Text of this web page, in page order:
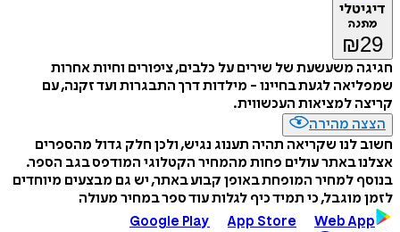
דיגיטלי
מתנה
₪29
חגיגה משעשעת של שירים על כלבים, ציפורים וחיות אחרות
שמפליאה לגעת בחיינו - מילדות דרך התבגרות ועד זקנה, עם
קריצה למציאות העכשווית.
הצצה מהירה
חשוב לנו שקריאה תהיה תענוג נגיש, ולכן חלק גדול מהספרים
אצלנו באתר עולים פחות מהמחיר הקטלוגי המודפס בגב הספר.
בנוסף למחיר המופחת באופן קבוע באתר, יש גם מבצעים מיוחדים
לזמן מוגבל, כי תמיד כיף לגלות עוד ספר במחיר מעולה
Google Play
App Store Web App